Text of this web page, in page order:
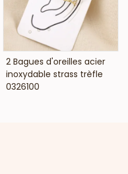
VOIR LE PRIX
2 Bagues d'oreilles acier
inoxydable strass trèfle
0326100